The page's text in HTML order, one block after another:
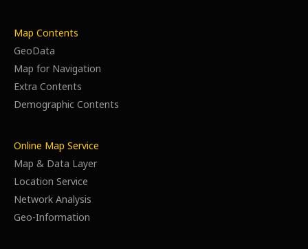
Map Contents
GeoData
Map for Navigation
Extra Contents
Demographic Contents
Online Map Service
Map & Data Layer
Location Service
Network Analysis
Geo-Information